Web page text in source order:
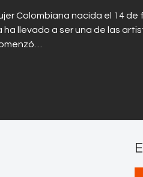
Colombiana nacida el 14
ha llevado a ser una de las